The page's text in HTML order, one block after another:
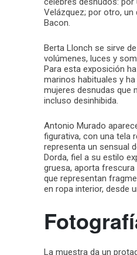
Velázquez; por otro,
Bacon.
Berta Llonch se sirve
volúmenes, luces y
Para esta exposición
marinos habituales y
mujeres desnudas que
incluso desinhibida.
Antonio Murado
figurativa, con una tela
representa un sensual
Dorda, fiel a su estilo
gruesa, aporta
que representan
en ropa interior, desde
La muestra da un